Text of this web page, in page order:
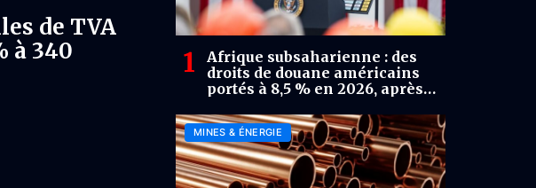
de TVA
à 340
Afrique subsaharienne : des
droits de douane américains
portés à 8,5 % en 2026, après
MINES & ÉNERGIE